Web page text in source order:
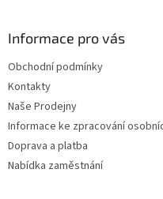
Informace pro vás
Obchodní podmínky
Kontakty
Naše Prodejny
Informace ke zpracování
Doprava a platba
Nabídka zaměstnání